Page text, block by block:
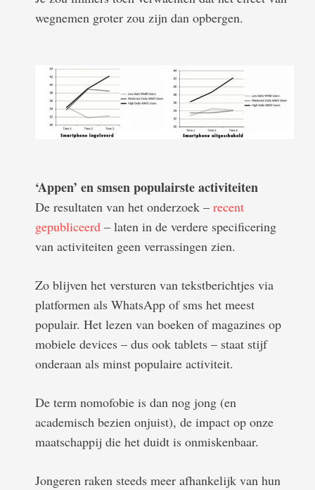
wegnemen groter zou zijn dan opbergen.
‘Appen’ en smsen populairste activiteiten
De resultaten van het onderzoek – recent
gepubliceerd – laten in de verdere specificering
van activiteiten geen verrassingen zien.
Zo blijven het versturen van tekstberichtjes via
platformen als WhatsApp of sms het meest
populair. Het lezen van boeken of magazines op
mobiele devices – dus ook tablets – staat stijf
onderaan als minst populaire activiteit.
De term nomofobie is dan nog jong (en
academisch bezien onjuist), de impact op onze
maatschappij die het duidt is onmiskenbaar.
Jongeren raken steeds meer afhankelijk van hun